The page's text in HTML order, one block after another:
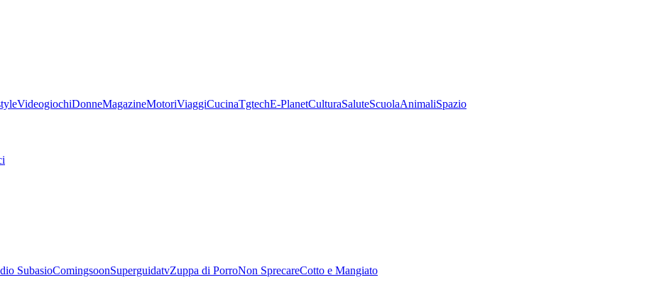
VideogiochiDonneMagazineMotoriViaggiCucinaTgtechE-PlanetCulturaSaluteScuolaAnimaliSpazio
SubasioComingsoonSuperguidatvZuppa di PorroNon SprecareCotto e Mangiato